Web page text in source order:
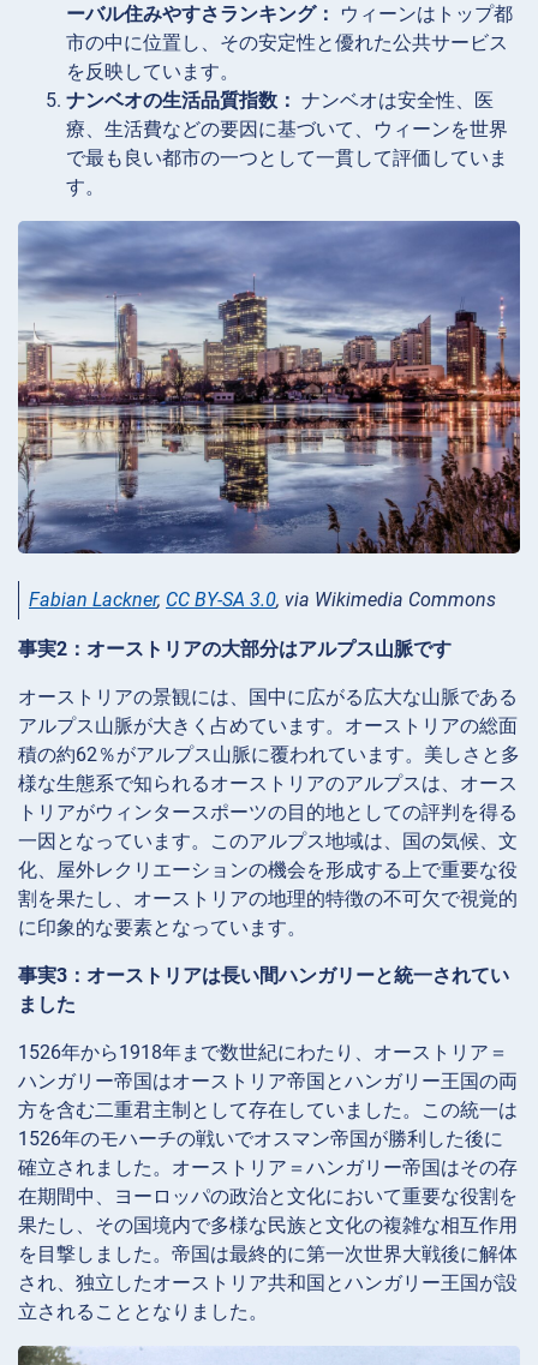
ーバル住みやすさランキング：
ウィーンはトップ都
市の中に位置し、その安定性と優れた公共サービス
を反映しています。
ナンベオの生活品質指数： ナンベオは安全性、医
療、生活費などの要因に基づいて、ウィーンを世界
で最も良い都市の一つとして一貫して評価していま
す。
Fabian Lackner, CC BY-SA 3.0, via Wikimedia Commons
事実2：オーストリアの大部分はアルプス山脈です
オーストリアの景観には、国中に広がる広大な山脈である
アルプス山脈が大きく占めています。オーストリアの総面
積の約62％がアルプス山脈に覆われています。美しさと多
様な生態系で知られるオーストリアのアルプスは、オース
トリアがウィンタースポーツの目的地としての評判を得る
一因となっています。このアルプス地域は、国の気候、文
化、屋外レクリエーションの機会を形成する上で重要な役
割を果たし、オーストリアの地理的特徴の不可欠で視覚的
に印象的な要素となっています。
事実3：オーストリアは長い間ハンガリーと統一されてい
ました
1526年から1918年まで数世紀にわたり、オーストリア＝
ハンガリー帝国はオーストリア帝国とハンガリー王国の両
方を含む二重君主制として存在していました。この統一は
1526年のモハーチの戦いでオスマン帝国が勝利した後に
確立されました。オーストリア＝ハンガリー帝国はその存
在期間中、ヨーロッパの政治と文化において重要な役割を
果たし、その国境内で多様な民族と文化の複雑な相互作用
を目撃しました。帝国は最終的に第一次世界大戦後に解体
され、独立したオーストリア共和国とハンガリー王国が設
立されることとなりました。